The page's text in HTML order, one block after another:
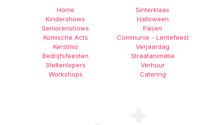
Home
Kindershows
Seniorenshows
Komische Acts
Kerstmis
Bedrijfsfeesten
Steltenlopers
Workshops
Sinterklaas
Halloween
Pasen
Communie - Lentefeest
Verjaardag
Straatanimatie
Verhuur
Catering